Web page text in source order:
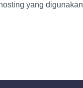
yang digunakan